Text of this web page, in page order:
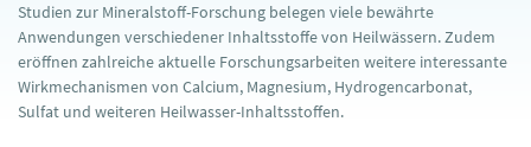
Studien zur Mineralstoff-Forschung belegen viele bewährte
Anwendungen verschiedener Inhaltsstoffe von Heilwässern. Zudem
eröffnen zahlreiche aktuelle Forschungsarbeiten weitere interessante
Wirkmechanismen von Calcium, Magnesium, Hydrogencarbonat,
Sulfat und weiteren Heilwasser-Inhaltsstoffen.